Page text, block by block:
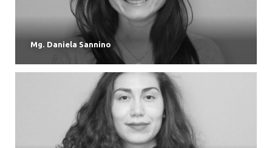
Mg. Daniela Sannino